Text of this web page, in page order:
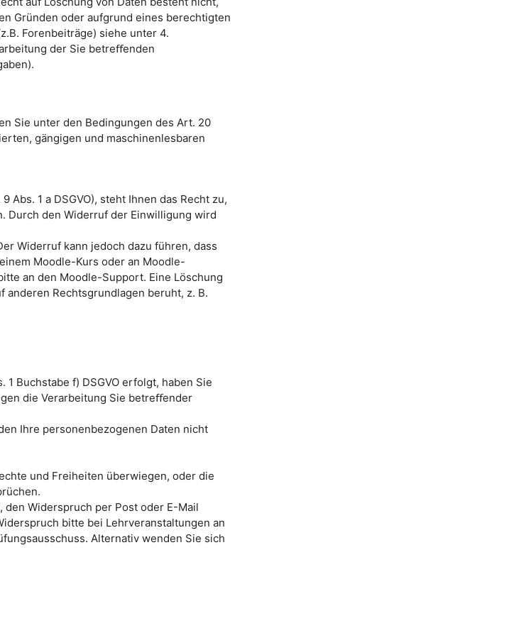
Gründen oder aufgrund eines berechtigten
Forenbeiträge) siehe unter 4.
der Sie betreﬀenden
Sie unter den Bedingungen des Art. 20
gängigen und maschinenlesbaren
1 a DSGVO), steht Ihnen das Recht zu,
Durch den Widerruf der Einwilligung wird
Widerruf kann jedoch dazu führen, dass
Moodle-Kurs oder an Moodle-
an den Moodle-Support. Eine Löschung
Rechtsgrundlagen beruht, z. B.
Buchstabe f) DSGVO erfolgt, haben Sie
die Verarbeitung Sie betreﬀender
Ihre personenbezogenen Daten nicht
und Freiheiten überwiegen, oder die
Widerspruch per Post oder E-Mail
bitte bei Lehrveranstaltungen an
Alternativ wenden Sie sich